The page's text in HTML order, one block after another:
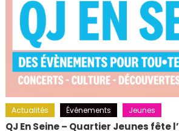
Actualités Événements Jeunes
QJ En Seine – Quartier Jeunes fête